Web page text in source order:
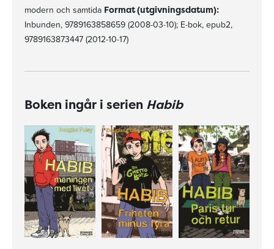
modern och samtida Format (utgivningsdatum):
Inbunden, 9789163858659 (2008-03-10); E-bok, epub2,
9789163873447 (2012-10-17)
Boken ingår i serien Habib